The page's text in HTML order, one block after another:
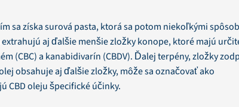
sa získa surová pasta, ktorá sa potom niekoľkými
aj ďalšie menšie zložky konope, ktoré majú
(CBC) a kanabidivarín (CBDV). Ďalej terpény, zložky
obsahuje aj ďalšie zložky, môže sa označovať ako
CBD oleju špecifické účinky.